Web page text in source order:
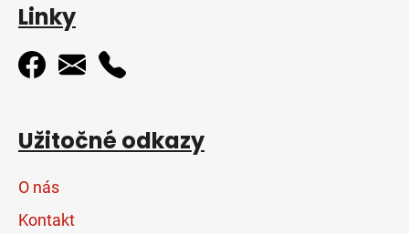
Linky
Užitočné odkazy
O nás
Kontakt